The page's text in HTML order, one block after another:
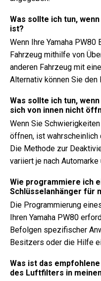
Was sollte ich tun,
ist?
Wenn Ihre Yamaha
Fahrzeug mithilfe von
anderen Fahrzeug mit
Alternativ können Sie
Was sollte ich tun,
sich von innen nicht
Wenn Sie
öffnen, ist wahrscheinlich
Die Methode zur
variiert je nach Automarke
Wie programmiere ich
Schlüsselanhänger für
Die Programmierung
Ihren Yamaha PW80
Befolgen spezifischer
Besitzers oder die Hilfe
Was ist das
des Luftfilters in